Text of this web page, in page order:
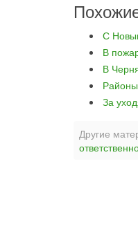
С
В
В
За
Другие